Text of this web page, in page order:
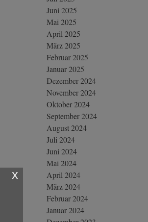
Juni 2025
Mai 2025
April 2025
März 2025
Februar 2025
Januar 2025
Dezember 2024
November 2024
Oktober 2024
September 2024
August 2024
Juli 2024
Juni 2024
Mai 2024
April 2024
März 2024
Februar 2024
Januar 2024
x